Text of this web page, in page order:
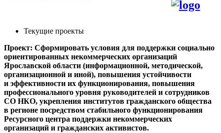
Текущие проекты
Проект: Сформировать условия для поддержки социально
ориентированных некоммерческих организаций
Ярославской области (информационной, методической,
организационной и иной), повышения устойчивости
и эффективности их функционирования, повышения
профессионального уровня руководителей и сотрудников
СО НКО, укрепления институтов гражданского общества
в регионе посредством стабильного функционирования
Ресурсного центра поддержки некоммерческих
организаций и гражданских активистов.